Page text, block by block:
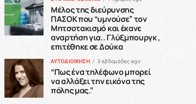
Μέλος της διεύρυνσης
ΠΑΣΟΚ που “υμνούσε” τον
Μητσοτακισμό και έκανε
αναρτήση για.. Γλύξμπουργκ ,
επιτέθηκε σε Δούκα
ΑΥΤΟΔΙΟΙΚΗΣΗ 3 εβδομάδες ago
“Πως ένα τηλέφωνο μπορεί
να αλλάξει την εικόνα της
πόλης μας.”